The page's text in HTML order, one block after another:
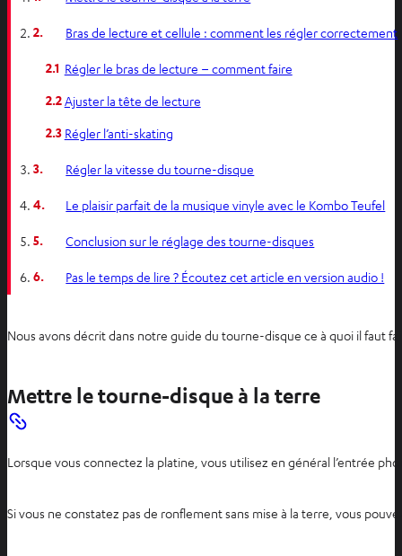
2. Bras de lecture et cellule : comment les régler correctement
2.1 Régler le bras de lecture – comment faire
2.2Ajuster la tête de lecture
2.3 Régler l’anti-skating
3. Régler la vitesse du tourne-disque
4. Le plaisir parfait de la musique vinyle avec le Kombo Teufel
5. Conclusion sur le réglage des tourne-disques
6. Pas le temps de lire ? Écoutez cet article en version audio !
Nous avons décrit dans notre guide du tourne-disque ce à quoi il faut
Mettre le tourne-disque à la terre
Lorsque vous connectez la platine, vous utilisez en général l’entrée
Si vous ne constatez pas de ronflement sans mise à la terre, vous